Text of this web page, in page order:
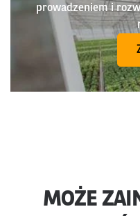
prowadzeniem i
MOŻE